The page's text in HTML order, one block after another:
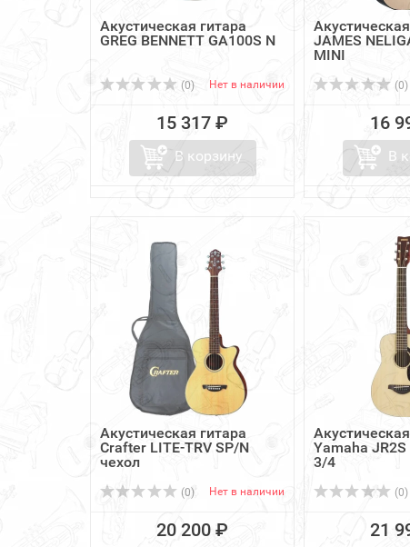
Акустическая гитара
GREG BENNETT GA100S N
(0) Нет в наличии
15 317 ₽
В корзину
JAMES
MINI
(0)
16
В
Акустическая гитара
Crafter LITE-TRV SP/N
чехол
(0) Нет в наличии
20 200 ₽
Yamaha JR2S
3/4
(0)
21